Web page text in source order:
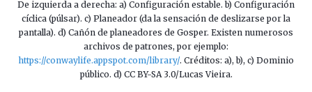
De izquierda a derecha: a) Configuración estable. b) Configuración
cíclica (púlsar). c) Planeador (da la sensación de deslizarse por la
pantalla). d) Cañón de planeadores de Gosper. Existen numerosos
archivos de patrones, por ejemplo:
https://conwaylife.appspot.com/library/. Créditos: a), b), c) Dominio
público. d) CC BY-SA 3.0/Lucas Vieira.